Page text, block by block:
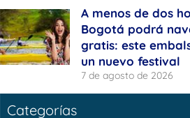
A menos de dos
Bogotá podrá
gratis: este
un nuevo festival
7 de agosto de 2026
Categorías